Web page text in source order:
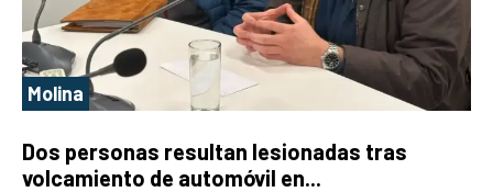
Molina
Dos personas resultan lesionadas tras
volcamiento de automóvil en...